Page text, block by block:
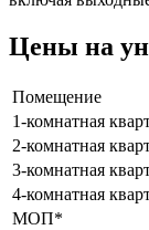
Цены на
Помещение
1-комнатная
2-комнатная
3-комнатная
4-комнатная
МОП*